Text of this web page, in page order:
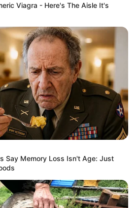
Viagra - Here's The Aisle It's
Say Memory Loss Isn't Age: Just